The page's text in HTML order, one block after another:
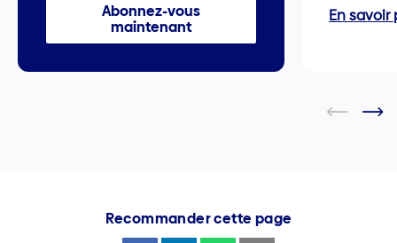
Abonnez-vous
maintenant
En savoir
Recommander cette page